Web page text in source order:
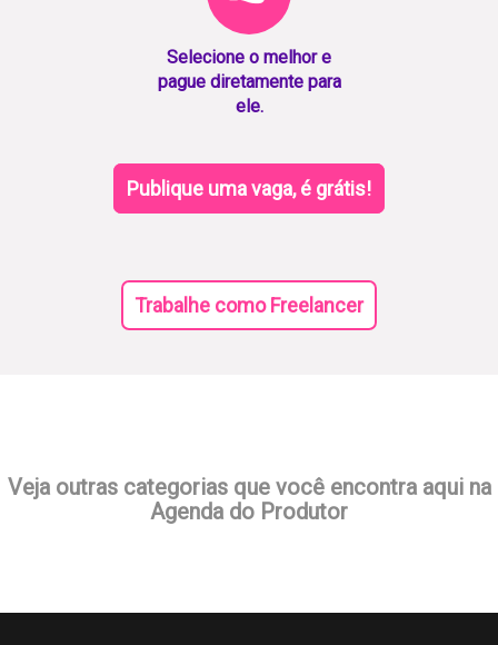
Selecione o melhor e
pague diretamente para
ele.
Publique uma vaga, é grátis!
Trabalhe como Freelancer
Veja outras categorias que você encontra aqui na
Agenda do Produtor